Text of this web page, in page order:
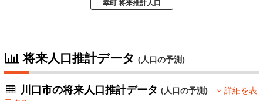
幸町 将来推計人口
将来人口推計データ (人口の予測)
川口市の将来人口推計データ(人口の予測)
詳細を表